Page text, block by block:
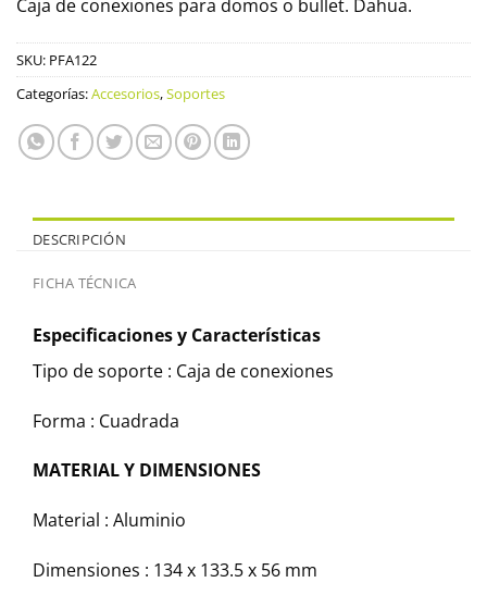
Caja de conexiones para domos o bullet. Dahua.
SKU: PFA122
Categorías:Accesorios,Soportes
DESCRIPCIÓN
FICHA TÉCNICA
Especificaciones y Características
Tipo de soporte : Caja de conexiones
Forma : Cuadrada
MATERIAL Y DIMENSIONES
Material : Aluminio
Dimensiones : 134 x 133.5 x 56 mm